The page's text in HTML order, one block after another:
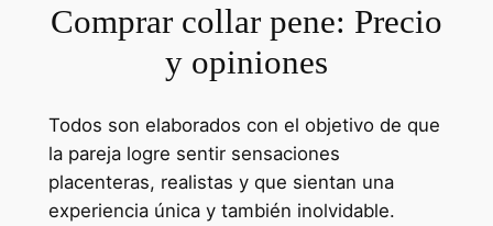
Comprar collar pene: Precio
y opiniones
Todos son elaborados con el objetivo de que
la pareja logre sentir sensaciones
placenteras, realistas y que sientan una
experiencia única y también inolvidable.